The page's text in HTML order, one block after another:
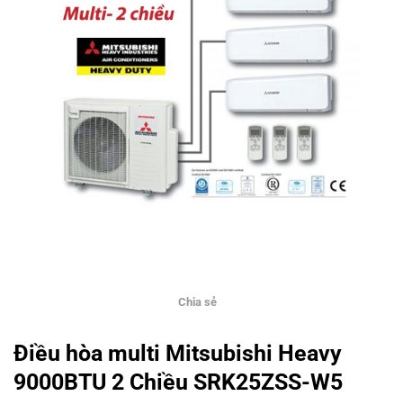
Chia sẻ
Điều hòa multi Mitsubishi Heavy
9000BTU 2 Chiều SRK25ZSS-W5